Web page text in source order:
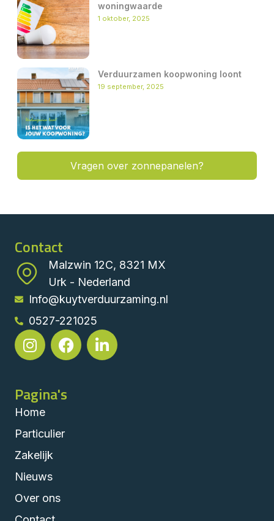
woningwaarde
1 oktober, 2025
Verduurzamen koopwoning loont
19 september, 2025
Vragen over zonnepanelen?
Contact
Malzwin 12C, 8321 MX
Urk - Nederland
Info@kuytverduurzaming.nl
0527-221025
Pagina's
Home
Particulier
Zakelijk
Nieuws
Over ons